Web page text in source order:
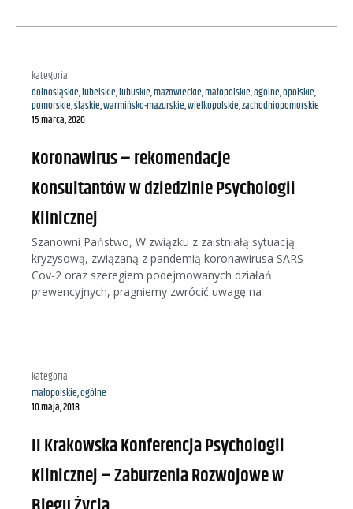
kategoria
dolnośląskie,lubelskie,lubuskie,mazowieckie,małopolskie,ogólne,opolskie,
pomorskie,śląskie,warmińsko-mazurskie,wielkopolskie,zachodniopomorskie
15 marca, 2020
Koronawirus – rekomendacje
Konsultantów w dziedzinie Psychologii
Klinicznej
Szanowni Państwo, W związku z zaistniałą sytuacją
kryzysową, związaną z pandemią koronawirusa SARS-
Cov-2 oraz szeregiem podejmowanych działań
prewencyjnych, pragniemy zwrócić uwagę na
kategoria
małopolskie,ogólne
10 maja, 2018
II Krakowska Konferencja Psychologii
Klinicznej – Zaburzenia Rozwojowe w